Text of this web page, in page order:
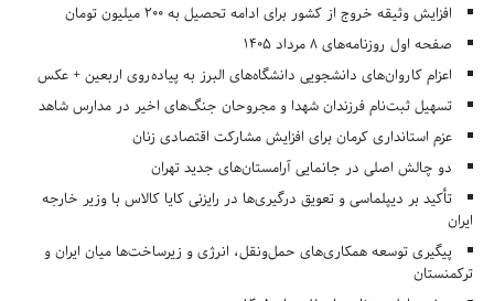
افزایش وثیقه خروج از کشور برای ادامه تحصیل به ۲۰۰ میلیون تومان
صفحه اول روزنامه‌های 8 مرداد 1405
اعزام کاروان‌های دانشجویی دانشگاه‌های البرز به پیاده‌روی اربعین + عکس
تسهیل ثبت‌نام فرزندان شهدا و مجروحان جنگ‌های اخیر در مدارس شاهد
عزم استانداری کرمان برای افزایش مشارکت اقتصادی زنان
دو چالش اصلی در جانمایی آرامستان‌های جدید تهران
تأکید بر دیپلماسی و تعویق درگیری‌ها در رایزنی کایا کالاس با وزیر خارجه
ایران
پیگیری توسعه همکاری‌های حمل‌ونقل، انرژی و زیرساخت‌ها میان ایران و
ترکمنستان